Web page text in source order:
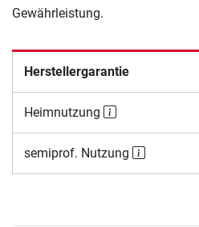
Gewährleistung.
Herstellergarantie
Heimnutzung
semiprof. Nutzung